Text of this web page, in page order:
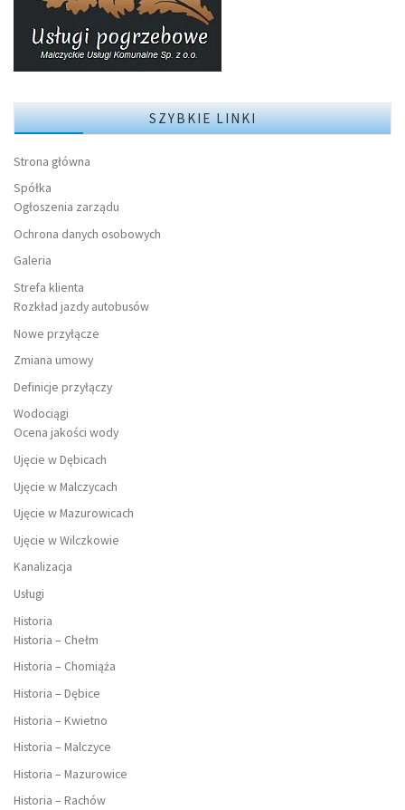
SZYBKIE LINKI
Strona główna
Spółka
Ogłoszenia zarządu
Ochrona danych osobowych
Galeria
Strefa klienta
Rozkład jazdy autobusów
Nowe przyłącze
Zmiana umowy
Definicje przyłączy
Wodociągi
Ocena jakości wody
Ujęcie w Dębicach
Ujęcie w Malczycach
Ujęcie w Mazurowicach
Ujęcie w Wilczkowie
Kanalizacja
Usługi
Historia
Historia – Chełm
Historia – Chomiąża
Historia – Dębice
Historia – Kwietno
Historia – Malczyce
Historia – Mazurowice
Historia – Rachów